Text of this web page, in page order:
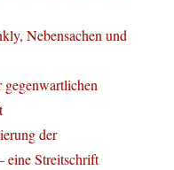
Nebensachen und
der
eine Streitschrift